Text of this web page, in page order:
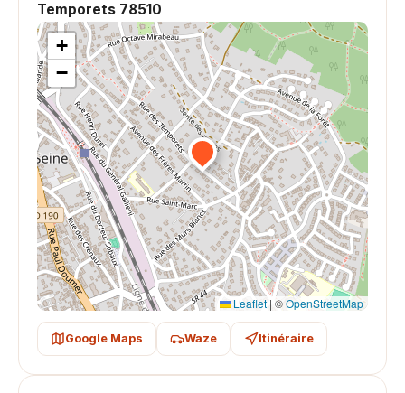
Temporets 78510
+
−
Leaflet | ©OpenStreetMap
Google Maps Waze Itinéraire